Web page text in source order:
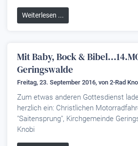
Weiterlesen ...
Mit Baby, Bock &
Geringswalde
Freitag, 23. September 2016, von 2-Rad
Zum etwas anderen Gottesdienst
herzlich ein: Christlichen
"Saitensprung", Kirchgemeinde
Knobi